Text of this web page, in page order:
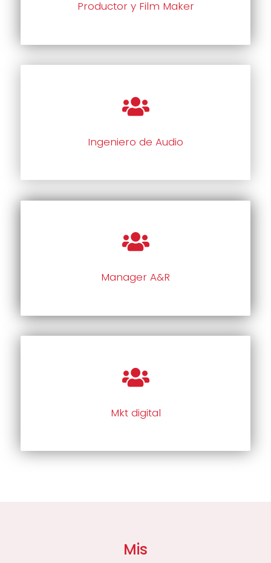
Productor y Film Maker
Ingeniero de Audio
Manager A&R
Mkt digital
Mis